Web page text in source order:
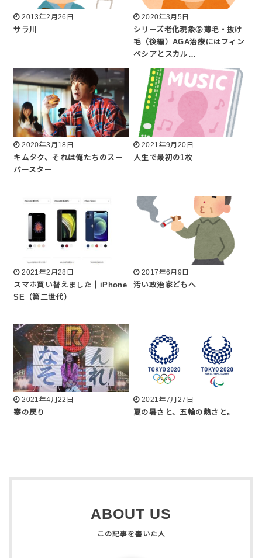
2013年2月26日
サラ川
2020年3月5日
シリーズ老化現象⑤薄毛・抜け
毛（後編）AGA治療にはフィン
ペシアとスカル…
2020年3月18日
キムタク、それは俺たちのスー
パースター
2021年9月20日
人生で最初の1枚
2021年2月28日
スマホ買い替えました｜iPhone
SE（第二世代）
2017年6月9日
汚い政治家どもへ
2021年4月22日
寒の戻り
2021年7月27日
夏の暑さと、五輪の熱さと。
ABOUT US